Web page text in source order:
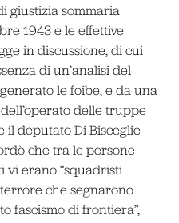
giustizia sommaria
1943 e le effettive
in discussione, di cui
di un’analisi del
le foibe, e da una
delle truppe
il deputato Di Bisceglie
che tra le persone
vi erano “squadristi
che segnarono
fascismo di frontiera”,